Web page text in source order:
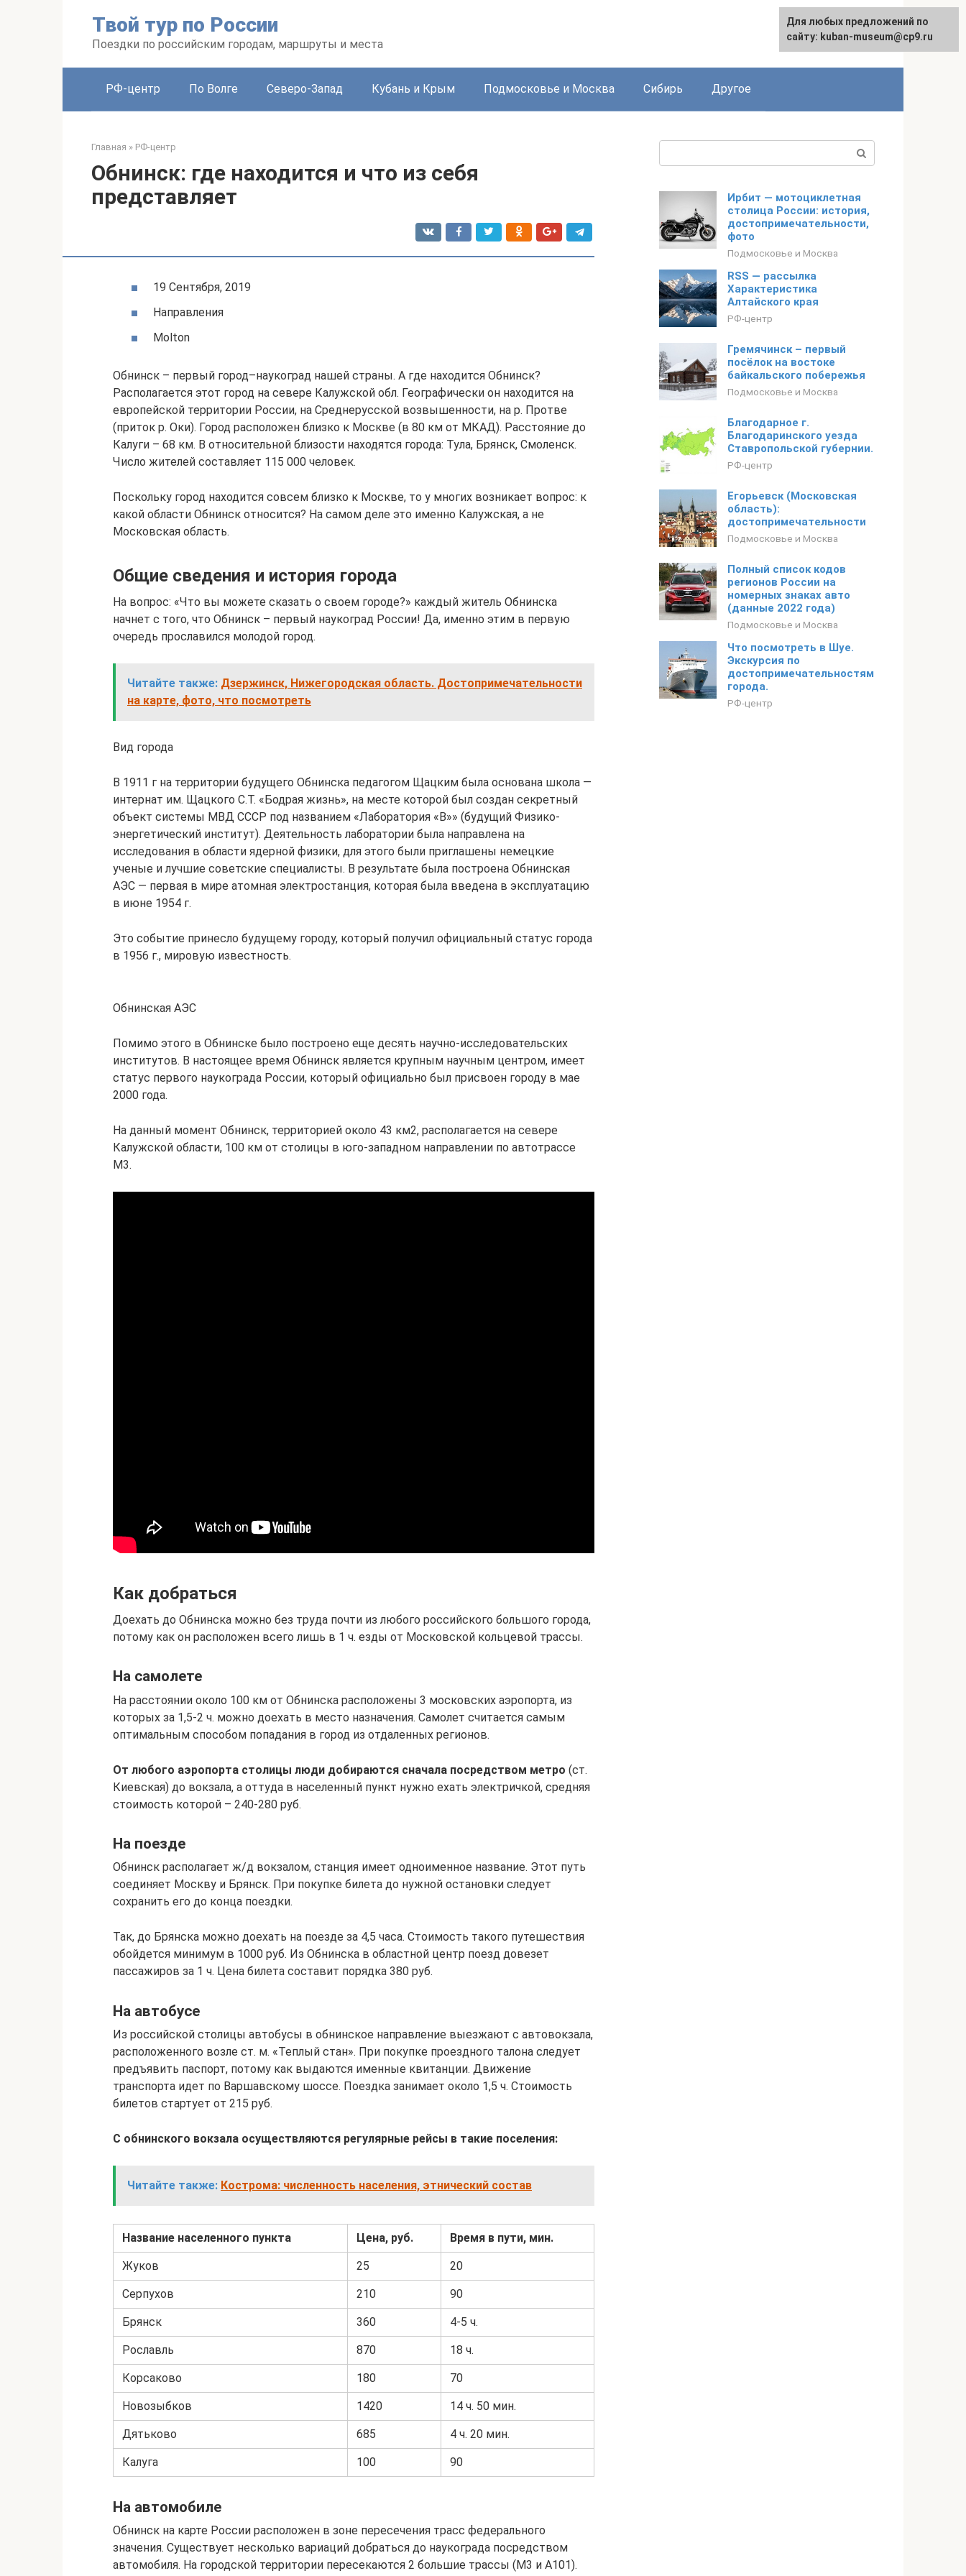
Твой тур по России
Поездки по российским городам, маршруты и места
РФ-центр По Волге Северо-Запад Кубань и Крым Подмосковье и Москва Сибирь Другое
Главная » РФ-центр
Обнинск: где находится и что из себя
представляет
19 Сентября, 2019
Направления
Molton
Обнинск – первый город–наукоград нашей страны. А где находится Обнинск?
Располагается этот город на севере Калужской обл. Географически он находится на
европейской территории России, на Среднерусской возвышенности, на р. Протве
(приток р. Оки). Город расположен близко к Москве (в 80 км от МКАД). Расстояние до
Калуги – 68 км. В относительной близости находятся города: Тула, Брянск, Смоленск.
Число жителей составляет 115 000 человек.
Поскольку город находится совсем близко к Москве, то у многих возникает вопрос: к
какой области Обнинск относится? На самом деле это именно Калужская, а не
Московская область.
Общие сведения и история города
На вопрос: «Что вы можете сказать о своем городе?» каждый житель Обнинска
начнет с того, что Обнинск – первый наукоград России! Да, именно этим в первую
очередь прославился молодой город.
Читайте также: Дзержинск, Нижегородская область. Достопримечательности
на карте, фото, что посмотреть
Вид города
В 1911 г на территории будущего Обнинска педагогом Щацким была основана школа —
интернат им. Щацкого С.Т. «Бодрая жизнь», на месте которой был создан секретный
объект системы МВД СССР под названием «Лаборатория «В»» (будущий Физико-
энергетический институт). Деятельность лаборатории была направлена на
исследования в области ядерной физики, для этого были приглашены немецкие
ученые и лучшие советские специалисты. В результате была построена Обнинская
АЭС — первая в мире атомная электростанция, которая была введена в эксплуатацию
в июне 1954 г.
Это событие принесло будущему городу, который получил официальный статус города
в 1956 г., мировую известность.
Обнинская АЭС
Помимо этого в Обнинске было построено еще десять научно-исследовательских
институтов. В настоящее время Обнинск является крупным научным центром, имеет
статус первого наукограда России, который официально был присвоен городу в мае
2000 года.
На данный момент Обнинск, территорией около 43 км2, располагается на севере
Калужской области, 100 км от столицы в юго-западном направлении по автотрассе
М3.
Как добраться
Доехать до Обнинска можно без труда почти из любого российского большого города,
потому как он расположен всего лишь в 1 ч. езды от Московской кольцевой трассы.
На самолете
На расстоянии около 100 км от Обнинска расположены 3 московских аэропорта, из
которых за 1,5-2 ч. можно доехать в место назначения. Самолет считается самым
оптимальным способом попадания в город из отдаленных регионов.
От любого аэропорта столицы люди добираются сначала посредством метро (ст.
Киевская) до вокзала, а оттуда в населенный пункт нужно ехать электричкой, средняя
стоимость которой – 240-280 руб.
На поезде
Обнинск располагает ж/д вокзалом, станция имеет одноименное название. Этот путь
соединяет Москву и Брянск. При покупке билета до нужной остановки следует
сохранить его до конца поездки.
Так, до Брянска можно доехать на поезде за 4,5 часа. Стоимость такого путешествия
обойдется минимум в 1000 руб. Из Обнинска в областной центр поезд довезет
пассажиров за 1 ч. Цена билета составит порядка 380 руб.
На автобусе
Из российской столицы автобусы в обнинское направление выезжают с автовокзала,
расположенного возле ст. м. «Теплый стан». При покупке проездного талона следует
предъявить паспорт, потому как выдаются именные квитанции. Движение
транспорта идет по Варшавскому шоссе. Поездка занимает около 1,5 ч. Стоимость
билетов стартует от 215 руб.
С обнинского вокзала осуществляются регулярные рейсы в такие поселения:
Читайте также: Кострома: численность населения, этнический состав
Название населенного пункта Цена, руб. Время в пути, мин.
Жуков 25 20
Серпухов 210 90
Брянск 360 4-5 ч.
Рославль 870 18 ч.
Корсаково 180 70
Новозыбков 1420 14 ч. 50 мин.
Дятьково 685 4 ч. 20 мин.
Калуга 100 90
На автомобиле
Обнинск на карте России расположен в зоне пересечения трасс федерального
значения. Существует несколько вариаций добраться до наукограда посредством
автомобиля. На городской территории пересекаются 2 большие трассы (М3 и А101).
Ирбит — мотоциклетная
столица России: история,
достопримечательности,
фото
Подмосковье и Москва
RSS — рассылка
Характеристика
Алтайского края
РФ-центр
Гремячинск – первый
посёлок на востоке
байкальского побережья
Подмосковье и Москва
Благодарное г.
Благодаринского уезда
Ставропольской губернии.
РФ-центр
Егорьевск (Московская
область):
достопримечательности
Подмосковье и Москва
Полный список кодов
регионов России на
номерных знаках авто
(данные 2022 года)
Подмосковье и Москва
Что посмотреть в Шуе.
Экскурсия по
достопримечательностям
города.
РФ-центр
Для любых предложений по
сайту: kuban-museum@cp9.ru